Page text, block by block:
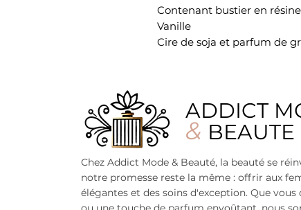
Contenant bustier en
Vanille
Cire de soja et parfum de
ADDICT
& BEAUTE
Chez Addict Mode & Beauté, la beauté se
notre promesse reste la même : offrir aux
élégantes et des soins d'exception. Que